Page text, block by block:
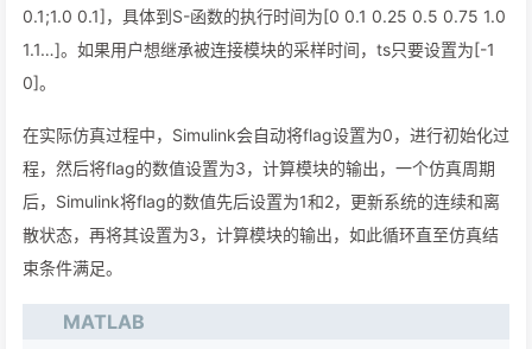
0.1;1.0 0.1]，具体到S-函数的执行时间为[0 0.1 0.25 0.5 0.75 1.0
1.1…]。如果用户想继承被连接模块的采样时间，ts只要设置为[-1
0]。
在实际仿真过程中，Simulink会自动将flag设置为0，进行初始化过
程，然后将flag的数值设置为3，计算模块的输出，一个仿真周期
后，Simulink将flag的数值先后设置为1和2，更新系统的连续和离
散状态，再将其设置为3，计算模块的输出，如此循环直至仿真结
束条件满足。
MATLAB